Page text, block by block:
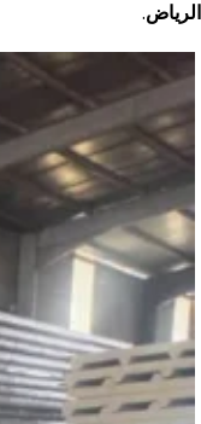
الرياض.